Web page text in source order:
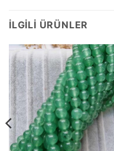
İLGILI ÜRÜNLER